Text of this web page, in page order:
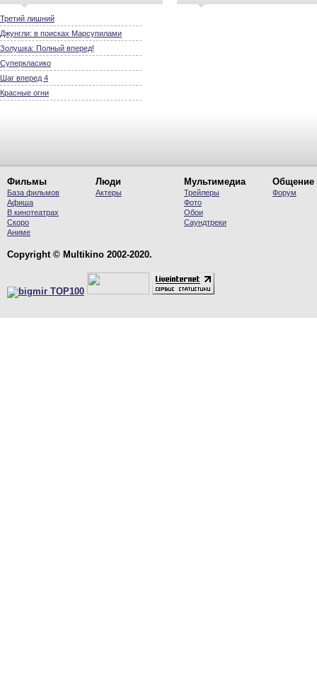
Третий лишний
Джунгли: в поисках Марсупилами
Золушка: Полный вперед!
Суперкласико
Шаг вперед 4
Красные огни
Фильмы
База фильмов
Афиша
В кинотеатрах
Скоро
Аниме
Люди
Актеры
Мультимедиа
Трейлеры
Фото
Обои
Саундтреки
Общение
Форум
Copyright © Multikino 2002-2020.